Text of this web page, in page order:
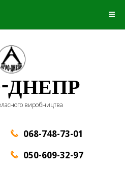
ДНЕПР
виробництва
068-748-73-01
050-609-32-97